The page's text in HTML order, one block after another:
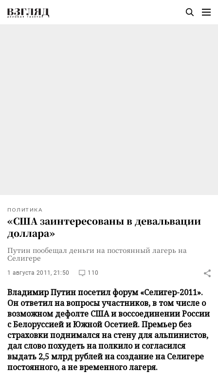
ПОЛИТИКА
«США заинтересованы в девальвации
доллара»
Путин пообещал деньги на постоянный лагерь на
Селигере
1 августа 2011, 21:50 110
Владимир Путин посетил форум «Селигер-2011».
Он ответил на вопросы участников, в том числе о
возможном дефолте США и воссоединении России
с Белоруссией и Южной Осетией. Премьер без
страховки поднимался на стену для альпинистов,
дал слово похудеть на полкило и согласился
выдать 2,5 млрд рублей на создание на Селигере
постоянного, а не временного лагеря.